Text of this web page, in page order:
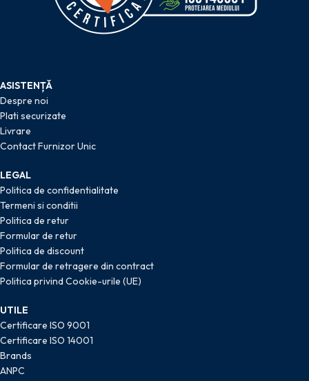
ASISTENȚĂ
Despre noi
Plati securizate
Livrare
Contact Furnizor Unic
LEGAL
Politica de confidentialitate
Termeni si conditii
Politica de retur
Formular de retur
Politica de discount
Formular de retragere din contract
Politica privind Cookie-urile (UE)
UTILE
Certificare ISO 9001
Certificare ISO 14001
Brands
ANPC